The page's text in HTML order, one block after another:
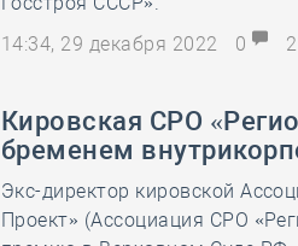
14:34, 29 декабря 2022
0
Кировская СРО
бременем
Экс-директор кировской
Проект» (Ассоциация СРО